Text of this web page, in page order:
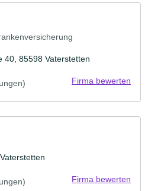
40, 85598 Vaterstetten
Firma bewerten
Firma bewerten